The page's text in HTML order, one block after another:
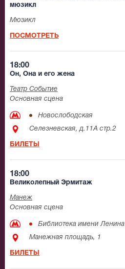
мюзикл
Мюзикл
ПОСМОТРЕТЬ
18:00
Он, Она и его жена
Театр Событие
Основная сцена
Новослободская
Селезневская, д.11А стр.2
БИЛЕТЫ
18:00
Великолепный Эрмитаж
Манеж
Основная сцена
Библиотека имени Ленина
Манежная площадь, 1
БИЛЕТЫ